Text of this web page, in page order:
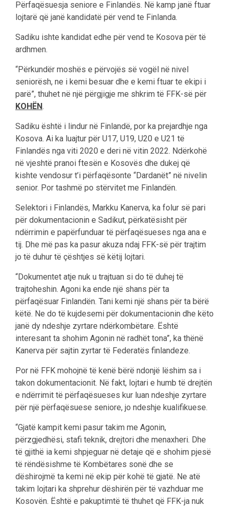
Përfaqësuesja seniore e Finlandës. Në kamp janë ftuar
lojtarë që janë kandidatë për vend te Finlanda.
Sadiku ishte kandidat edhe për vend te Kosova për të
ardhmen.
“Përkundër moshës e përvojës së vogël në nivel
seniorësh, ne i kemi besuar dhe e kemi ftuar te ekipi i
parë”, thuhet në një përgjigje me shkrim të FFK-së për
KOHËN.
Sadiku është i lindur në Finlandë, por ka prejardhje nga
Kosova. Ai ka luajtur për U17, U19, U20 e U21 të
Finlandës nga viti 2020 e deri në vitin 2022. Ndërkohë
në vjeshtë pranoi ftesën e Kosovës dhe dukej që
kishte vendosur t’i përfaqësonte “Dardanët” në nivelin
senior. Por tashmë po stërvitet me Finlandën.
Selektori i Finlandës, Markku Kanerva, ka folur së pari
për dokumentacionin e Sadikut, përkatësisht për
ndërrimin e papërfunduar të përfaqësueses nga ana e
tij. Dhe më pas ka pasur akuza ndaj FFK-së për trajtim
jo të duhur të çështjes së këtij lojtari.
“Dokumentet atje nuk u trajtuan si do të duhej të
trajtoheshin. Agoni ka ende një shans për ta
përfaqësuar Finlandën. Tani kemi një shans për ta bërë
këtë. Ne do të kujdesemi për dokumentacionin dhe këto
janë dy ndeshje zyrtare ndërkombëtare. Është
interesant ta shohim Agonin në radhët tona”, ka thënë
Kanerva për sajtin zyrtar të Federatës finlandeze.
Por në FFK mohojnë të kenë bërë ndonjë lëshim sa i
takon dokumentacionit. Në fakt, lojtari e humb të drejtën
e ndërrimit të përfaqësueses kur luan ndeshje zyrtare
për një përfaqësuese seniore, jo ndeshje kualifikuese.
“Gjatë kampit kemi pasur takim me Agonin,
përzgjedhësi, stafi teknik, drejtori dhe menaxheri. Dhe
të gjithë ia kemi shpjeguar në detaje që e shohim pjesë
të rëndësishme të Kombëtares sonë dhe se
dëshirojmë ta kemi në ekip për kohë të gjatë. Ne atë
takim lojtari ka shprehur dëshirën për të vazhduar me
Kosovën. Është e pakuptimtë të thuhet që FFK-ja nuk